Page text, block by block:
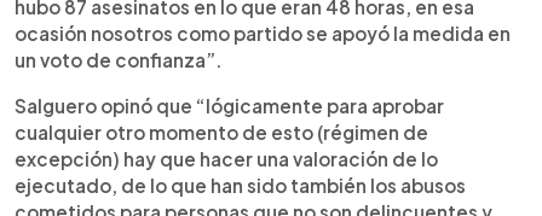
hubo 87 asesinatos en lo que eran 48 horas, en esa
ocasión nosotros como partido se apoyó la medida en
un voto de confianza”.
Salguero opinó que “lógicamente para aprobar
cualquier otro momento de esto (régimen de
excepción) hay que hacer una valoración de lo
ejecutado, de lo que han sido también los abusos